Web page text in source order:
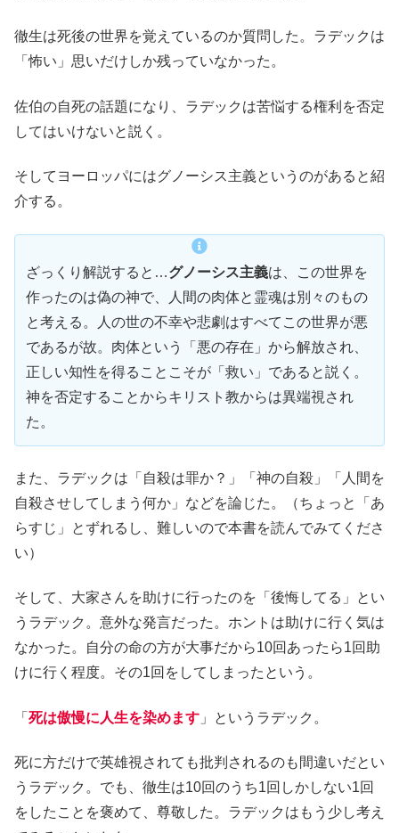
徹生は死後の世界を覚えているのか質問した。ラデックは
「怖い」思いだけしか残っていなかった。
佐伯の自死の話題になり、ラデックは苦悩する権利を否定
してはいけないと説く。
そしてヨーロッパにはグノーシス主義というのがあると紹
介する。
ざっくり解説すると…グノーシス主義は、この世界を
作ったのは偽の神で、人間の肉体と霊魂は別々のもの
と考える。人の世の不幸や悲劇はすべてこの世界が悪
であるが故。肉体という「悪の存在」から解放され、
正しい知性を得ることこそが「救い」であると説く。
神を否定することからキリスト教からは異端視され
た。
また、ラデックは「自殺は罪か？」「神の自殺」「人間を
自殺させしてしまう何か」などを論じた。（ちょっと「あ
らすじ」とずれるし、難しいので本書を読んでみてくださ
い）
そして、大家さんを助けに行ったのを「後悔してる」とい
うラデック。意外な発言だった。ホントは助けに行く気は
なかった。自分の命の方が大事だから10回あったら1回助
けに行く程度。その1回をしてしまったという。
「 死は傲慢に人生を染めます 」というラデック。
死に方だけで英雄視されても批判されるのも間違いだとい
うラデック。でも、徹生は10回のうち1回しかしない1回
をしたことを褒めて、尊敬した。ラデックはもう少し考え